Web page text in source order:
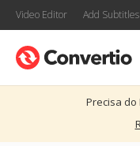
Video Editor Add
Precisa do